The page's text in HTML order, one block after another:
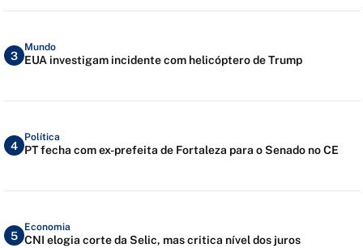
3
Mundo
EUA investigam incidente com helicóptero de Trump
4
Política
PT fecha com ex-prefeita de Fortaleza para o Senado no CE
5
Economia
CNI elogia corte da Selic, mas critica nível dos juros